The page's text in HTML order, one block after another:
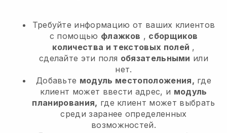
Требуйте информацию от ваших клиентов
с помощью флажков , сборщиков
количества и текстовых полей ,
сделайте эти поля обязательными или
нет.
Добавьте модуль местоположения, где
клиент может ввести адрес, и модуль
планирования, где клиент может выбрать
среди заранее определенных
возможностей.